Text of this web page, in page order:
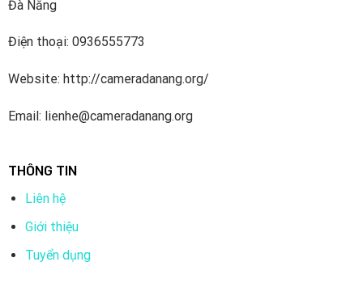
Đà Nẵng
Điện thoại: 0936555773
Website: http://cameradanang.org/
Email: lienhe@cameradanang.org
THÔNG TIN
Liên hệ
Giới thiệu
Tuyển dụng